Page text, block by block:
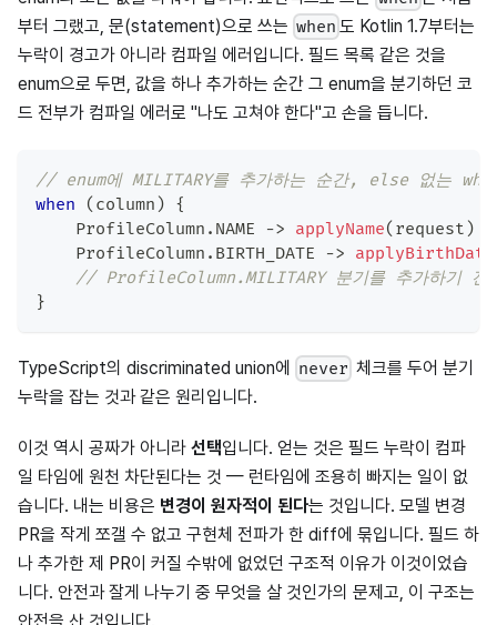
부터 그랬고, 문(statement)으로 쓰는 when 도 Kotlin 1.7부터는
누락이 경고가 아니라 컴파일 에러입니다. 필드 목록 같은 것을
enum으로 두면, 값을 하나 추가하는 순간 그 enum을 분기하던 코
드 전부가 컴파일 에러로 "나도 고쳐야 한다"고 손을 듭니다.
// enum에 MILITARY를 추가하는 순간, else 없는
when
( column )
{
    ProfileColumn
. NAME -> applyName( request )
    ProfileColumn
. BIRTH_DATE -> applyBirthDate
// ProfileColumn.MILITARY 분기를 추가하기 전
}
TypeScript의 discriminated union에 never 체크를 두어 분기
누락을 잡는 것과 같은 원리입니다.
이것 역시 공짜가 아니라 선택입니다. 얻는 것은 필드 누락이 컴파
일 타임에 원천 차단된다는 것 — 런타임에 조용히 빠지는 일이 없
습니다. 내는 비용은 변경이 원자적이 된다는 것입니다. 모델 변경
PR을 작게 쪼갤 수 없고 구현체 전파가 한 diff에 묶입니다. 필드 하
나 추가한 제 PR이 커질 수밖에 없었던 구조적 이유가 이것이었습
니다. 안전과 잘게 나누기 중 무엇을 살 것인가의 문제고, 이 구조는